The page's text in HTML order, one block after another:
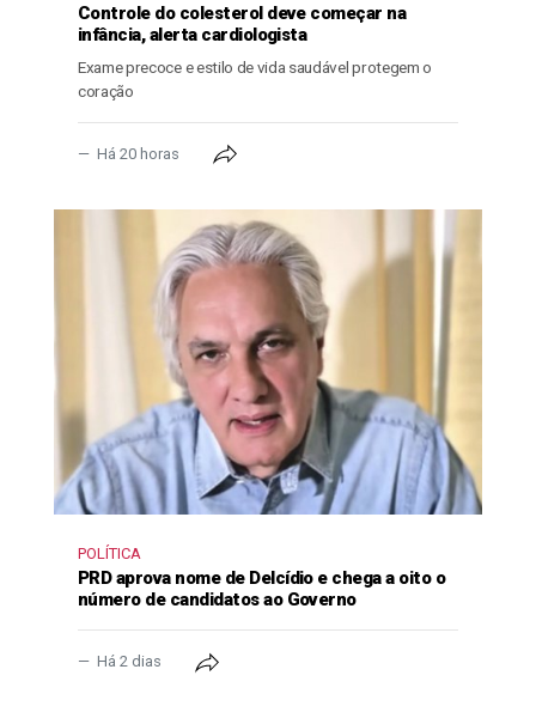
Controle do colesterol deve começar na
infância, alerta cardiologista
Exame precoce e estilo de vida saudável protegem o
coração
Há 20 horas
POLÍTICA
PRD aprova nome de Delcídio e chega a oito o
número de candidatos ao Governo
Há 2 dias